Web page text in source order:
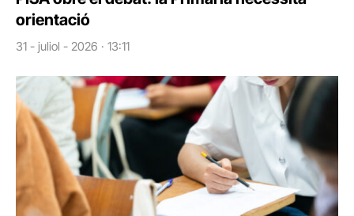
orientació
31 - juliol - 2026 · 13:11